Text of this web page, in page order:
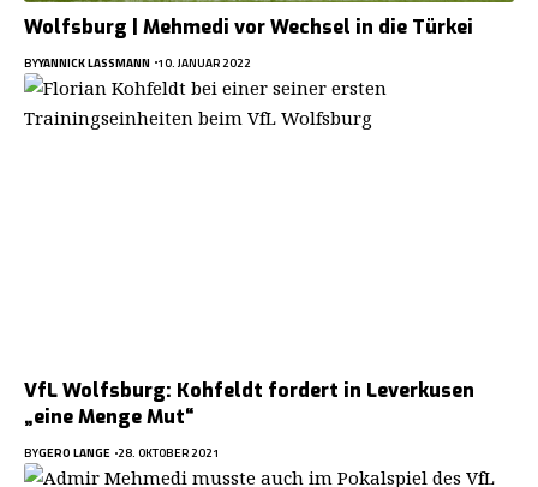
Wolfsburg | Mehmedi vor Wechsel in die Türkei
BYYANNICK LASSMANN 10. JANUAR 2022
VfL Wolfsburg: Kohfeldt fordert in Leverkusen
„eine Menge Mut“
BYGERO LANGE 28. OKTOBER 2021